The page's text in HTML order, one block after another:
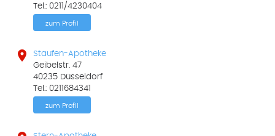
Tel.: 0211/4230404
zum Profil

Staufen-Apotheke
Geibelstr. 47
40235 Düsseldorf
Tel.: 0211684341
zum Profil